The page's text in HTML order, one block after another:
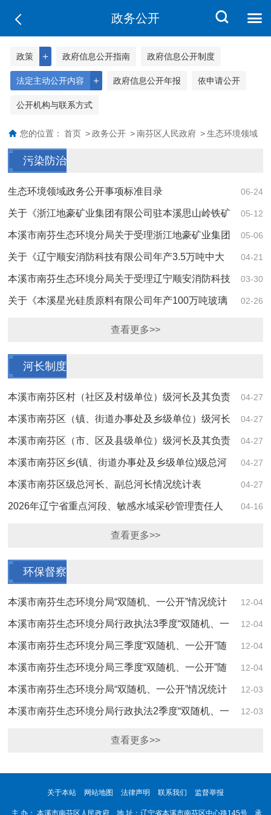
政务公开
＋
政策 政府信息公开指南 政府信息公开制度
＋
法定主动公开内容 政府信息公开年报 依申请公开
公开机构与联系方式
您的位置： 首页 > 政务公开 > 南芬区人民政府 > 生态环境领域
污染防治
06-24
生态环境领域政务公开事项标准目录
05-12
关于《浙江地豪矿业集团有限公司驻本溪思山岭铁矿
项目部生活区建设项目环境影响报告表》的批... 05-06
本溪市南芬生态环境分局关于受理浙江地豪矿业集团
有限公司驻本溪思山岭铁矿项目部生活区建设... 04-21
关于《辽宁顺安消防科技有限公司年产3.5万吨中大
型高端铸件消失模生产线项目环境影响报告表》... 03-30
本溪市南芬生态环境分局关于受理辽宁顺安消防科技
有限公司年产3.5万吨中大型高端铸件消失模生... 02-26
关于《本溪星光硅质原料有限公司年产100万吨玻璃
查看更多>>
河长制度
04-27
本溪市南芬区村（社区及村级单位）级河长及其负责
河流湖泊水库水电站情况统计表 04-27
本溪市南芬区（镇、街道办事处及乡级单位）级河长
及其负责河流湖泊水库水电站情况统计表 04-27
本溪市南芬区（市、区及县级单位）级河长及其负责
河流湖泊水库水电站情况统计表 04-27
本溪市南芬区乡(镇、街道办事处及乡级单位)级总河
长、副总河长情况统计表 04-27
本溪市南芬区级总河长、副总河长情况统计表
04-16
2026年辽宁省重点河段、敏感水域采砂管理责任人
查看更多>>
环保督察
12-04
本溪市南芬生态环境分局“双随机、一公开”情况统计
表（2025年3季度） 12-04
本溪市南芬生态环境分局行政执法3季度“双随机、一
公开”工作总结 12-04
本溪市南芬生态环境分局三季度“双随机、一公开”随
机抽查结果 12-04
本溪市南芬生态环境分局三季度“双随机、一公开”随
机抽查计划 12-03
本溪市南芬生态环境分局“双随机、一公开”情况统计
表（2025年2季度） 12-03
本溪市南芬生态环境分局行政执法2季度“双随机、一
查看更多>>
关于本站 网站地图 法律声明 联系我们 监督举报
主 办： 本溪市南芬区人民政府 地 址：辽宁省本溪市南芬区中心路145号 承